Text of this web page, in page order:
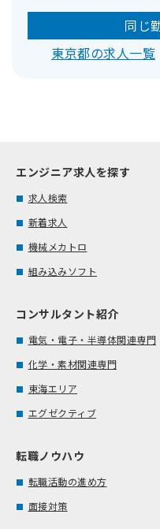
同じ
東京都の求人一覧
エンジニア求人を探す
求人検索
新着求人
機械メカトロ
組み込みソフト
コンサルタント紹介
電気・電子・半導体関連専門
化学・素材関連専門
東海エリア
エグゼクティブ
転職ノウハウ
転職活動の進め方
面接対策